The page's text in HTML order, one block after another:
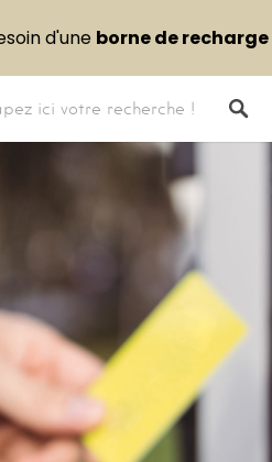
d'une borne de recharge